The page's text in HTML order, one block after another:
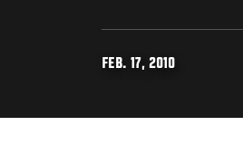
FEB. 17, 2010